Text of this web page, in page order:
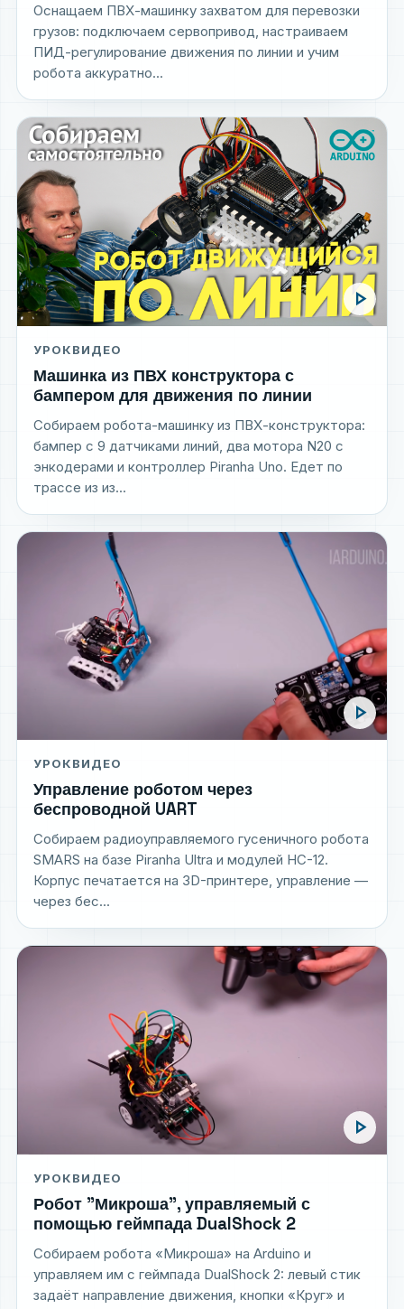
Оснащаем ПВХ-машинку захватом для перевозки
грузов: подключаем сервопривод, настраиваем
ПИД-регулирование движения по линии и учим
робота аккуратно...
play_arrow
УРОКВИДЕО
Машинка из ПВХ конструктора с
бампером для движения по линии
Собираем робота-машинку из ПВХ-конструктора:
бампер с 9 датчиками линий, два мотора N20 с
энкодерами и контроллер Piranha Uno. Едет по
трассе из из...
play_arrow
УРОКВИДЕО
Управление роботом через
беспроводной UART
Собираем радиоуправляемого гусеничного робота
SMARS на базе Piranha Ultra и модулей HC-12.
Корпус печатается на 3D-принтере, управление —
через бес...
play_arrow
УРОКВИДЕО
Робот "Микроша", управляемый с
помощью геймпада DualShock 2
Собираем робота «Микроша» на Arduino и
управляем им с геймпада DualShock 2: левый стик
задаёт направление движения, кнопки «Круг» и